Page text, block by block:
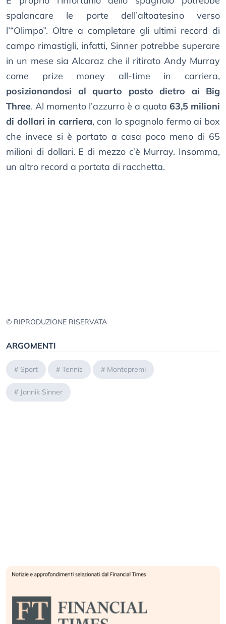
spalancare le porte dell’altoatesino verso
l’“Olimpo”. Oltre a completare gli ultimi record di
campo rimastigli, infatti, Sinner potrebbe superare
in un mese sia Alcaraz che il ritirato Andy Murray
come prize money all-time in carriera,
posizionandosi al quarto posto dietro ai Big
Three. Al momento l’azzurro è a quota 63,5 milioni
di dollari in carriera, con lo spagnolo fermo ai box
che invece si è portato a casa poco meno di 65
milioni di dollari. E di mezzo c’è Murray. Insomma,
un altro record a portata di racchetta.
© RIPRODUZIONE RISERVATA
ARGOMENTI
# Sport # Tennis # Montepremi
# Jannik Sinner